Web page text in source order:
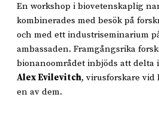
En workshop i biovetenskaplig
kombinerades med besök på
och med ett industriseminarium
ambassaden. Framgångsrika
bionanoområdet inbjöds att delta
Alex Evilevitch, virusforskare
en av dem.